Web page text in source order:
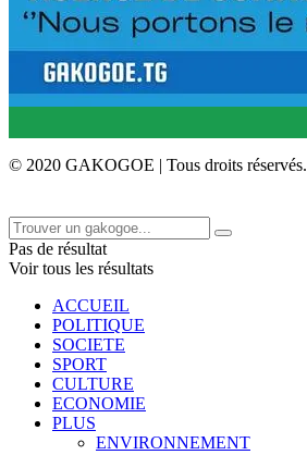
© 2020 GAKOGOE | Tous droits réservés.
Pas de résultat
Voir tous les résultats
ACCUEIL
POLITIQUE
SOCIETE
SPORT
CULTURE
ECONOMIE
PLUS
ENVIRONNEMENT